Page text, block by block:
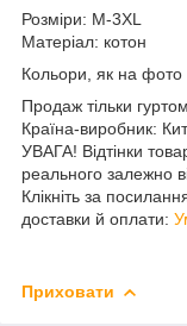
Розміри: M-3XL
Матеріал: котон
Кольори, як на фото
Продаж тільки
Країна-виробник:
УВАГА! Відтінки
реального залежно
Клікніть за
доставки й оплати:
Приховати